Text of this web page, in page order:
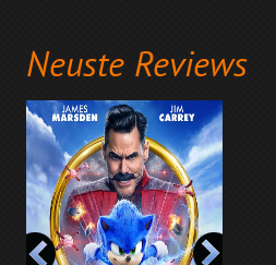
Neuste Reviews